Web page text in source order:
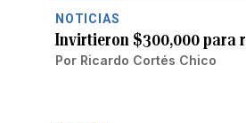
NOTICIAS
Invirtieron $300,000 para
Por Ricardo Cortés Chico